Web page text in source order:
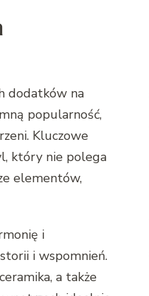
dodatków na
popularność,
Kluczowe
który nie polega
elementów,
i
i wspomnień.
a także